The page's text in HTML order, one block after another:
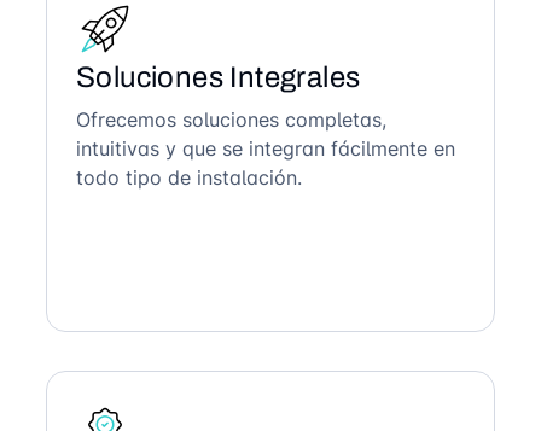
Soluciones Integrales
Ofrecemos soluciones completas,
intuitivas y que se integran fácilmente en
todo tipo de instalación.